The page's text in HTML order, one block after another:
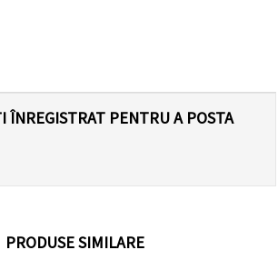
ÎNREGISTRAT PENTRU A POSTA
PRODUSE SIMILARE